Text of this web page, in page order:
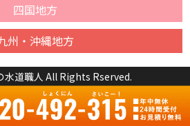
四国地方
州・沖縄地方
水道職人 All Rights Rserved.